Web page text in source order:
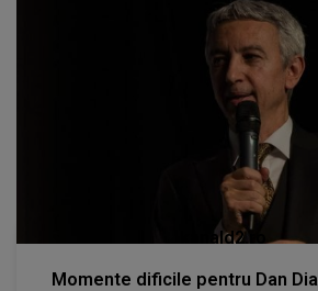
kanald2.ro
Momente dificile pentru Dan